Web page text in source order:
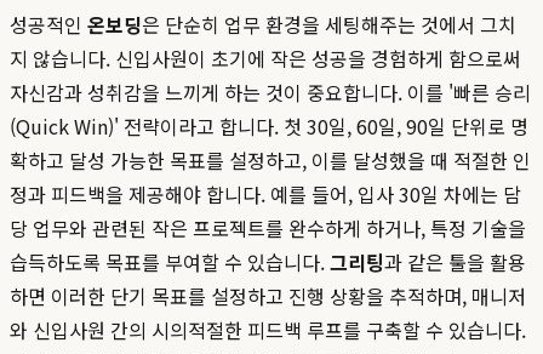
성공적인 온보딩은 단순히 업무 환경을 세팅해주는 것에서 그치
지 않습니다. 신입사원이 초기에 작은 성공을 경험하게 함으로써
자신감과 성취감을 느끼게 하는 것이 중요합니다. 이를 '빠른 승리
(Quick Win)' 전략이라고 합니다. 첫 30일, 60일, 90일 단위로 명
확하고 달성 가능한 목표를 설정하고, 이를 달성했을 때 적절한 인
정과 피드백을 제공해야 합니다. 예를 들어, 입사 30일 차에는 담
당 업무와 관련된 작은 프로젝트를 완수하게 하거나, 특정 기술을
습득하도록 목표를 부여할 수 있습니다.그리팅과 같은 툴을 활용
하면 이러한 단기 목표를 설정하고 진행 상황을 추적하며, 매니저
와 신입사원 간의 시의적절한 피드백 루프를 구축할 수 있습니다.